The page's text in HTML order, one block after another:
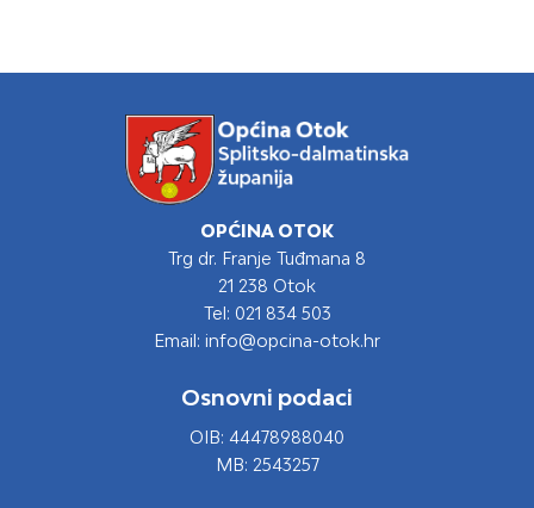
OPĆINA OTOK
Trg dr. Franje Tuđmana 8
21 238 Otok
Tel: 021 834 503
Email: info@opcina-otok.hr
Osnovni podaci
OIB: 44478988040
MB: 2543257